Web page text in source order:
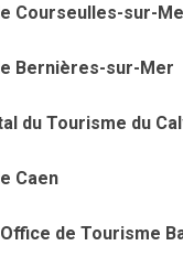
Courseulles-sur-
Bernières-sur-Mer
du Tourisme du
Caen
de Tourisme